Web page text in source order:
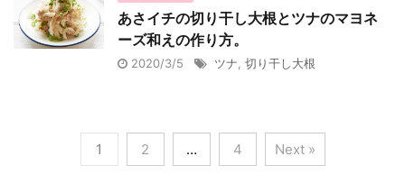
あさイチの切り干し大根とツナのマヨネ
ーズ和えの作り方。
2020/3/5 ツナ 切り干し大根
1 2 … 4 Next »